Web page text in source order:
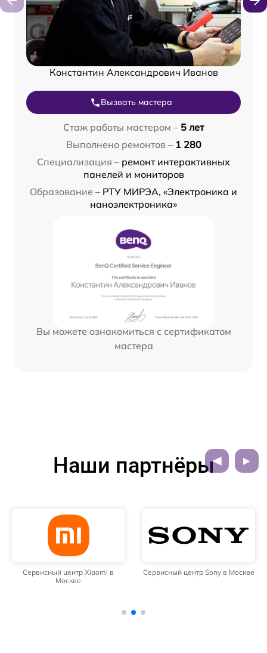
Константин Александрович Иванов
Вызвать мастера
Стаж работы мастером – 5 лет
Выполнено ремонтов – 1 280
Специализация – ремонт интерактивных
панелей и мониторов
Образование – РТУ МИРЭА, «Электроника и
наноэлектроника»
Вы можете ознакомиться с сертификатом
мастера
Наши партнёры
Сервисный центр Xiaomi в
Москве
Сервисный центр Sony в Москве